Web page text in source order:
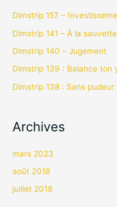
h
e
r
Dimstrip 157 –
Dimstrip 141 – À la sauvette
Dimstrip 140 – Jugement
Dimstrip 139 : Balance ton
Dimstrip 138 : Sans pudeur
Archives
mars 2023
août 2018
juillet 2018